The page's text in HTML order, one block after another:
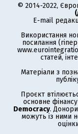
© 2014-2022,
(
E-mail
Використання
посилання
статей,
Матеріали з
Проєкт
основне
Democracy. Донори
можуть із ними